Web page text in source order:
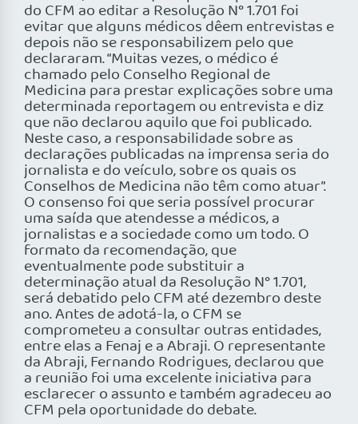
do CFM ao editar a Resolução N° 1.701 foi
evitar que alguns médicos dêem entrevistas e
depois não se responsabilizem pelo que
declararam. “Muitas vezes, o médico é
chamado pelo Conselho Regional de
Medicina para prestar explicações sobre uma
determinada reportagem ou entrevista e diz
que não declarou aquilo que foi publicado.
Neste caso, a responsabilidade sobre as
declarações publicadas na imprensa seria do
jornalista e do veículo, sobre os quais os
Conselhos de Medicina não têm como atuar”.
O consenso foi que seria possível procurar
uma saída que atendesse a médicos, a
jornalistas e a sociedade como um todo. O
formato da recomendação, que
eventualmente pode substituir a
determinação atual da Resolução N° 1.701,
será debatido pelo CFM até dezembro deste
ano. Antes de adotá-la, o CFM se
comprometeu a consultar outras entidades,
entre elas a Fenaj e a Abraji. O representante
da Abraji, Fernando Rodrigues, declarou que
a reunião foi uma excelente iniciativa para
esclarecer o assunto e também agradeceu ao
CFM pela oportunidade do debate.